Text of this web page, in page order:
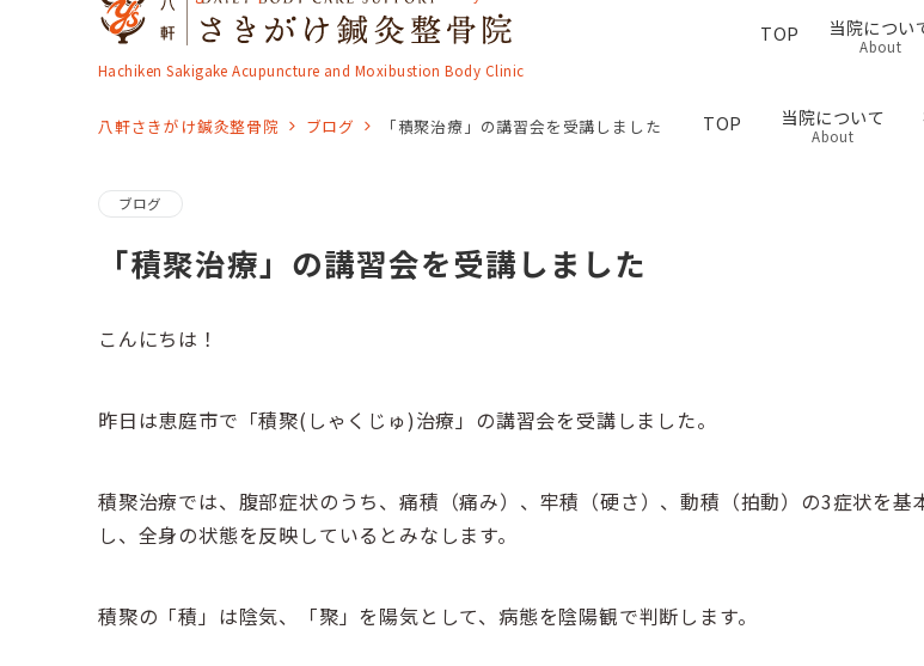
Hachiken Sakigake Acupuncture and Moxibustion Body Clinic
TOP 当院について
About
TOP 当院につい
About
八軒さきがけ鍼灸整骨院 ブログ 「積聚治療」の講習会を受講しました
ブログ
「積聚治療」の講習会を受講しました
こんにちは！
昨日は恵庭市で「積聚(しゃくじゅ)治療」の講習会を受講しました。
積聚治療では、腹部症状のうち、痛積（痛み）、牢積（硬さ）、動積（拍動）の3症状を基
し、全身の状態を反映しているとみなします。
積聚の「積」は陰気、「聚」を陽気として、病態を陰陽観で判断します。